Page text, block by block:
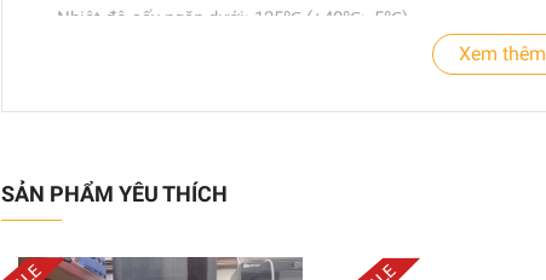
Nhiệt độ sấy ngăn dưới: 125℃ (+40℃; -5℃)
Công suất ngăn dưới 900W
(Lưu ý: Giá chưa bao gồm thuế VAT 10%)
Xem thêm
SẢN PHẨM YÊU THÍCH